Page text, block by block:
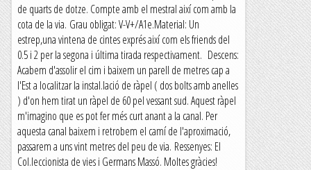
de quarts de dotze. Compte amb el mestral així com amb la
cota de la via. Grau obligat: V-V+/A1e.Material: Un
estrep,una vintena de cintes exprés així com els friends del
0.5 i 2 per la segona i última tirada respectivament. Descens:
Acabem d'assolir el cim i baixem un parell de metres cap a
l'Est a localitzar la instal.lació de ràpel ( dos bolts amb anelles
) d'on hem tirat un ràpel de 60 pel vessant sud. Aquest ràpel
m'imagino que es pot fer més curt anant a la canal. Per
aquesta canal baixem i retrobem el camí de l'aproximació,
passarem a uns vint metres del peu de via. Ressenyes: El
Col.leccionista de vies i Germans Massó. Moltes gràcies!